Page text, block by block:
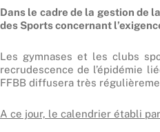
Dans le cadre de la gestion de
des Sports concernant
Les gymnases et les clubs
recrudescence de l’épidémie
FFBB diffusera très
A ce jour, le calendrier établi